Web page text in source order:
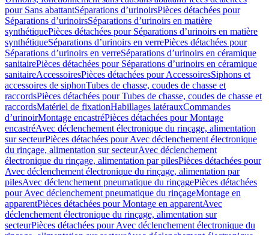
pour Sans abattantSéparations d’urinoirsPièces détachées pour
Séparations d’urinoirsSéparations d’urinoirs en matière
synthétiquePièces détachées pour Séparations d’urinoirs en matière
synthétiqueSéparations d’urinoirs en verrePièces détachées pour
Séparations d’urinoirs en verreSéparations d’urinoirs en céramique
sanitairePièces détachées pour Séparations d’urinoirs en céramique
sanitaireAccessoiresPièces détachées pour AccessoiresSiphons et
accessoires de siphonTubes de chasse, coudes de chasse et
raccordsPièces détachées pour Tubes de chasse, coudes de chasse et
raccordsMatériel de fixationHabillages latérauxCommandes
dʼurinoirMontage encastréPièces détachées pour Montage
encastréAvec déclenchement électronique du rinçage, alimentation
sur secteurPièces détachées pour Avec déclenchement électronique
du rinçage, alimentation sur secteurAvec déclenchement
électronique du rinçage, alimentation par pilesPièces détachées pour
Avec déclenchement électronique du rinçage, alimentation par
pilesAvec déclenchement pneumatique du rinçagePièces détachées
pour Avec déclenchement pneumatique du rinçageMontage en
apparentPièces détachées pour Montage en apparentAvec
déclenchement électronique du rinçage, alimentation sur
secteurPièces détachées pour Avec déclenchement électronique du